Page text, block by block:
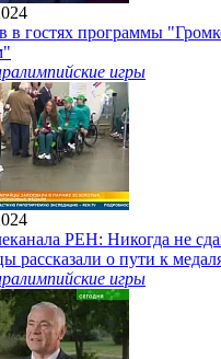
в гостях программы
игры
РЕН: Никогда не
рассказали о пути к
игры